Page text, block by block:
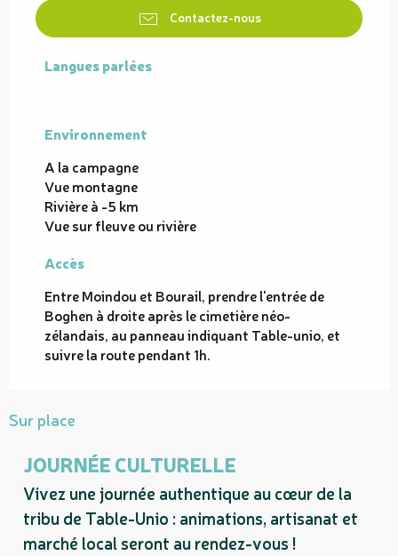
Contactez-nous
Langues parlées
Langues parlées
Environnement
Environnement
A la campagne
Vue montagne
Rivière à -5 km
Vue sur fleuve ou rivière
Accès
Accès
Entre Moindou et Bourail, prendre l'entrée de
Boghen à droite après le cimetière néo-
zélandais, au panneau indiquant Table-unio, et
suivre la route pendant 1h.
Sur place
JOURNÉE CULTURELLE
Vivez une journée authentique au cœur de la
tribu de Table-Unio : animations, artisanat et
marché local seront au rendez-vous !